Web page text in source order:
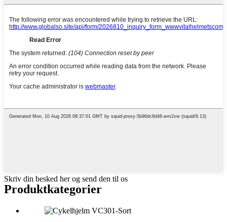
Skriv din besked her og send den til os
Produktkategorier